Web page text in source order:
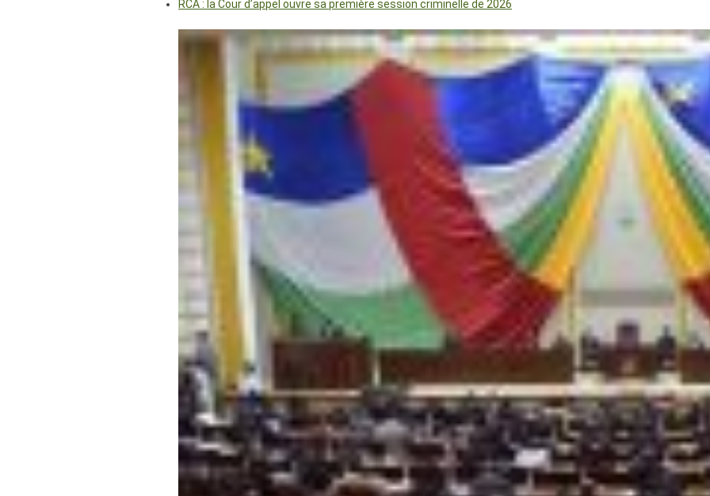
RCA : la Cour d’appel ouvre sa première session criminelle de 2026